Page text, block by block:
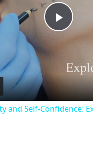
Play
Video
and Self-Confidence: